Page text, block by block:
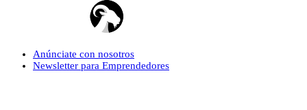
Anúnciate con nosotros
Newsletter para Emprendedores